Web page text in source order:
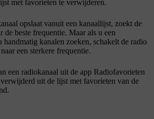
met favorieten te verwijderen.
opslaat vanuit een kanaallijst, zoekt de
de beste frequentie. Maar als u een
handmatig kanalen zoeken, schakelt de radio
een sterkere frequentie.
een radiokanaal uit de app Radiofavorieten
uit de lijst met favorieten van de